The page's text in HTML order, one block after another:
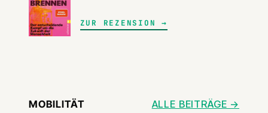
ZUR REZENSION
MOBILITÄT ALLE BEITRÄGE →